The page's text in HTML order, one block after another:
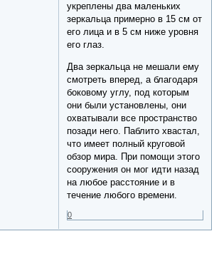
укреплены два маленьких
зеркальца примерно в 15 см от
его лица и в 5 см ниже уровня
его глаз.
Два зеркальца не мешали ему
смотреть вперед, а благодаря
боковому углу, под которым
они были установлены, они
охватывали все пространство
позади него. Паблито хвастал,
что имеет полный круговой
обзор мира. При помощи этого
сооружения он мог идти назад
на любое расстояние и в
течение любого времени.
0